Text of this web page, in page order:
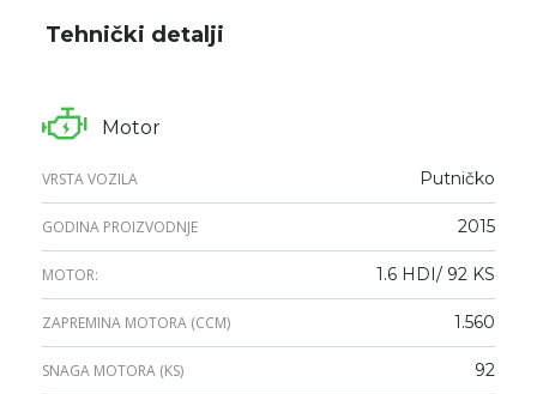
Tehnički detalji
Motor
VRSTA VOZILA Putničko
GODINA PROIZVODNJE 2015
MOTOR: 1.6 HDI/ 92 KS
ZAPREMINA MOTORA (CCM) 1.560
SNAGA MOTORA (KS) 92